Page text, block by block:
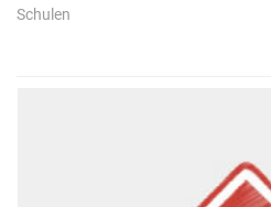
Schulen